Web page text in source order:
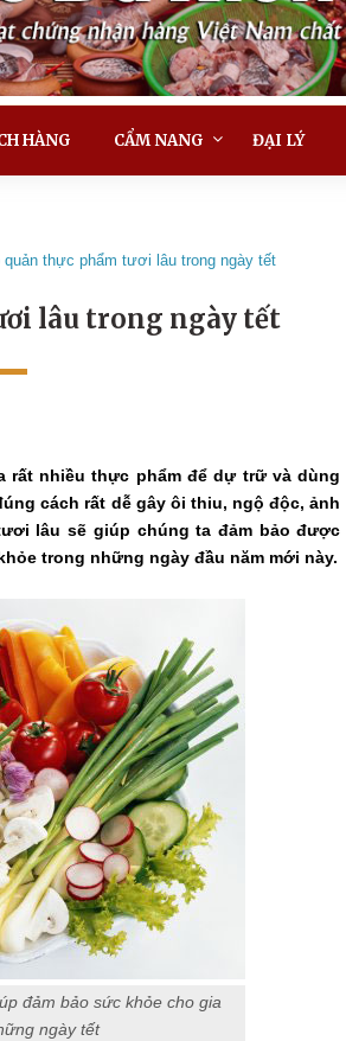
HÀNG CẨM NANG ĐẠI LÝ
quản thực phẩm tươi lâu trong ngày tết
lâu trong ngày tết
rất nhiều thực phẩm để dự trữ và dùng
cách rất dễ gây ôi thiu, ngộ độc, ảnh
lâu sẽ giúp chúng ta đảm bảo được
trong những ngày đầu năm mới này.
đảm bảo sức khỏe cho gia
ngày tết